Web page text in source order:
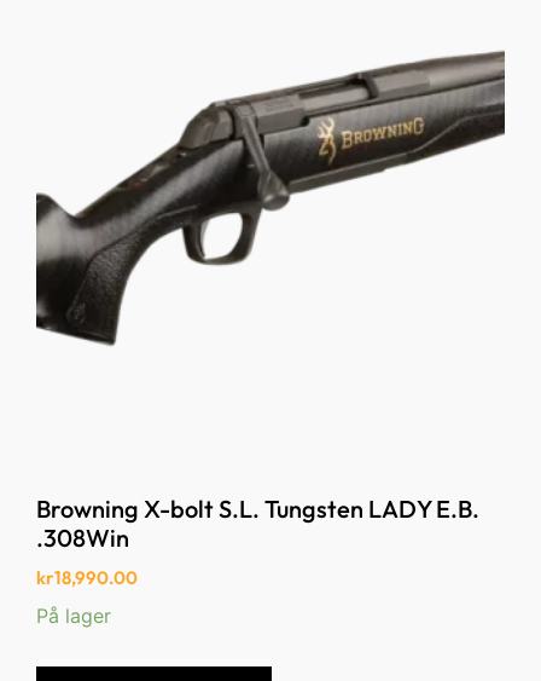
Browning X-bolt S.L. Tungsten LADY E.B.
.308Win
kr18,990.00
På lager